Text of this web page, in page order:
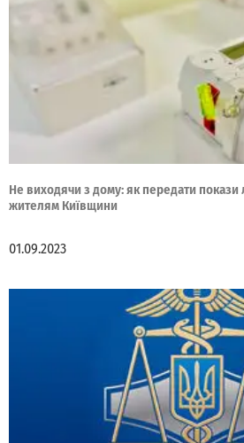
Не виходячи з дому: як передати покази
жителям Київщини
01.09.2023